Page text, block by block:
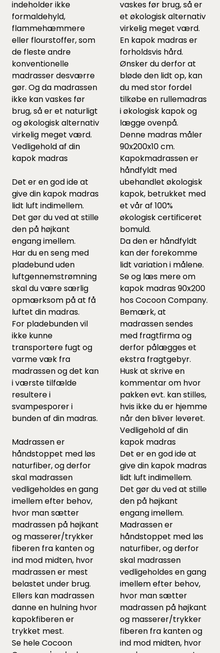
indeholder ikke
formaldehyld,
flammehæmmere
eller flourstoffer, som
de fleste andre
konventionelle
madrasser desværre
gør. Og da madrassen
ikke kan vaskes før
brug, så er et naturligt
og økologisk alternativ
virkelig meget værd.
Vedligehold af din
kapok madras
Det er en god ide at
give din kapok madras
lidt luft indimellem.
Det gør du ved at stille
den på højkant
engang imellem.
Har du en seng med
pladebund uden
luftgennemstrømning
skal du være særlig
opmærksom på at få
luftet din madras.
For pladebunden vil
ikke kunne
transportere fugt og
varme væk fra
madrassen og det kan
i værste tilfælde
resultere i
svampesporer i
bunden af din madras.
Madrassen er
håndstoppet med løs
naturfiber, og derfor
skal madrassen
vedligeholdes en gang
imellem efter behov,
hvor man sætter
madrassen på højkant
og masserer/trykker
fiberen fra kanten og
ind mod midten, hvor
madrassen er mest
belastet under brug.
Ellers kan madrassen
danne en hulning hvor
kapokfiberen er
trykket mest.
Se heleCocoon
vaskes før brug, så er
et økologisk alternativ
virkelig meget værd.
En kapok madras er
forholdsvis hård.
Ønsker du derfor at
bløde den lidt op, kan
du med stor fordel
tilkøbe en rullemadras
i økologisk kapok og
lægge ovenpå.
Denne madras måler
90x200x10 cm.
Kapokmadrassen er
håndfyldt med
ubehandlet økologisk
kapok, betrukket med
et vår af 100%
økologisk certificeret
bomuld.
Da den er håndfyldt
kan der forekomme
lidt variation i målene.
Se og læs mere om
kapok madras 90x200
hos Cocoon Company.
Bemærk, at
madrassen sendes
med fragtfirma og
derfor pålægges et
ekstra fragtgebyr.
Husk at skrive en
kommentar om hvor
pakken evt. kan stilles,
hvis ikke du er hjemme
når den bliver leveret.
Vedligehold af din
kapok madras
Det er en god ide at
give din kapok madras
lidt luft indimellem.
Det gør du ved at stille
den på højkant
engang imellem.
Madrassen er
håndstoppet med løs
naturfiber, og derfor
skal madrassen
vedligeholdes en gang
imellem efter behov,
hvor man sætter
madrassen på højkant
og masserer/trykker
fiberen fra kanten og
ind mod midten, hvor